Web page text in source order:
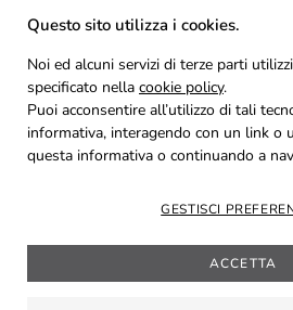
DICHIARAZIONE DI
AREA RISERVATA
PRIVACY
COOKIES
Questo sito utilizza i cookies.
Noi ed alcuni servizi di terze parti
specificato nella cookie policy.
Puoi acconsentire all’utilizzo di tali
informativa, interagendo con un link o
questa informativa o continuando a
GESTISCI
ACCETTA